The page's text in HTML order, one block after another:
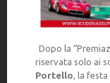
Dopo la
riservata solo ai
Portello, la festa